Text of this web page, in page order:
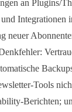
an Plugins/
Integrationen
neuer
Tools
Berichten;